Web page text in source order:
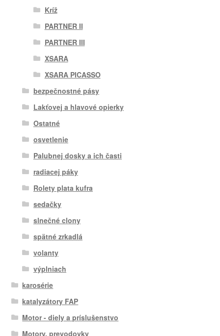
Kríž
PARTNER II
PARTNER III
XSARA
XSARA PICASSO
bezpečnostné pásy
Lakťovej a hlavové opierky
Ostatné
osvetlenie
Palubnej dosky a ich časti
radiacej páky
Rolety plata kufra
sedačky
slnečné clony
spätné zrkadlá
volanty
výplniach
karosérie
katalyzátory FAP
Motor - diely a príslušenstvo
Motory, prevodovky